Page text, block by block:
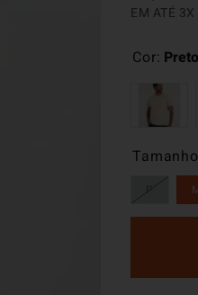
EM ATÉ 3X
Cor Preto